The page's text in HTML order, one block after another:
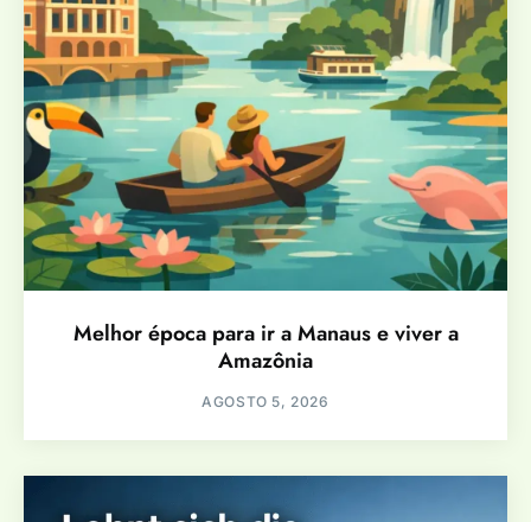
Melhor época para ir a Manaus e viver a
Amazônia
AGOSTO 5, 2026